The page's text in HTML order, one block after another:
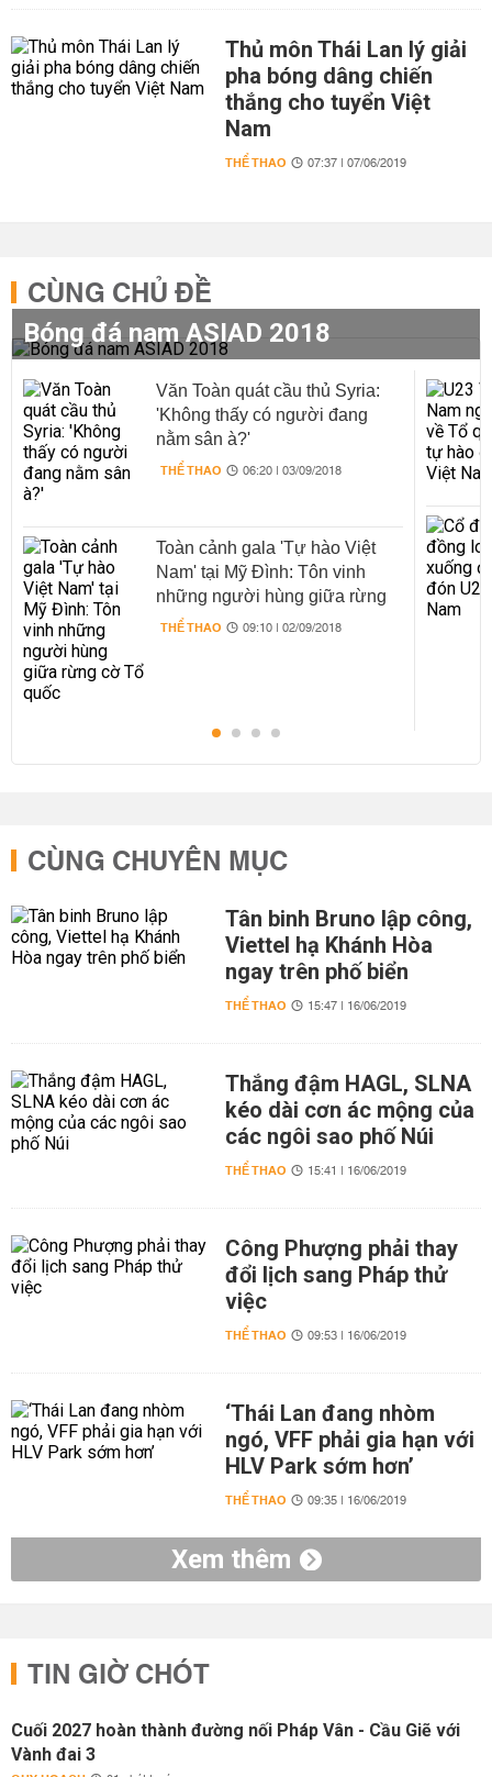
Thủ môn Thái Lan lý giải
pha bóng dâng chiến
thắng cho tuyển Việt
Nam
THỂ THAO 07:37 | 07/06/2019
CÙNG CHỦ ĐỀ
Bóng đá nam ASIAD 2018
Văn Toàn quát cầu thủ Syria:
'Không thấy có người đang
nằm sân à?'
THỂ THAO 06:20 | 03/09/2018
Toàn cảnh gala 'Tự hào Việt
Nam' tại Mỹ Đình: Tôn vinh
những người hùng giữa rừng
cờ Tổ quốc
THỂ THAO 09:10 | 02/09/2018
CÙNG CHUYÊN MỤC
Tân binh Bruno lập công,
Viettel hạ Khánh Hòa
ngay trên phố biển
THỂ THAO 15:47 | 16/06/2019
Thắng đậm HAGL, SLNA
kéo dài cơn ác mộng của
các ngôi sao phố Núi
THỂ THAO 15:41 | 16/06/2019
Công Phượng phải thay
đổi lịch sang Pháp thử
việc
THỂ THAO 09:53 | 16/06/2019
‘Thái Lan đang nhòm
ngó, VFF phải gia hạn với
HLV Park sớm hơn’
THỂ THAO 09:35 | 16/06/2019
Xem thêm
TIN GIỜ CHÓT
Cuối 2027 hoàn thành đường nối Pháp Vân - Cầu Giẽ với
Vành đai 3